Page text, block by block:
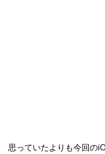
思っていたよりも今回の